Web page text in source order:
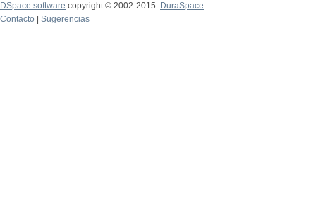
DSpace software copyright © 2002-2015
DuraSpace
Contacto
Sugerencias